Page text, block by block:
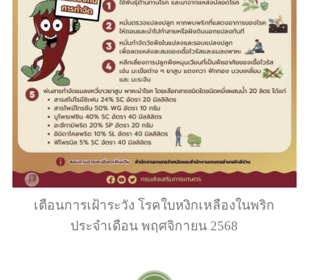
เตือนการเฝ้าระวัง โรคใบหงิกเหลืองในพริก
ประจำเดือน พฤศจิกายน 2568